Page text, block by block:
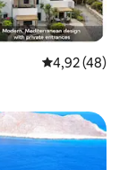
Calificación
4,92 (48)